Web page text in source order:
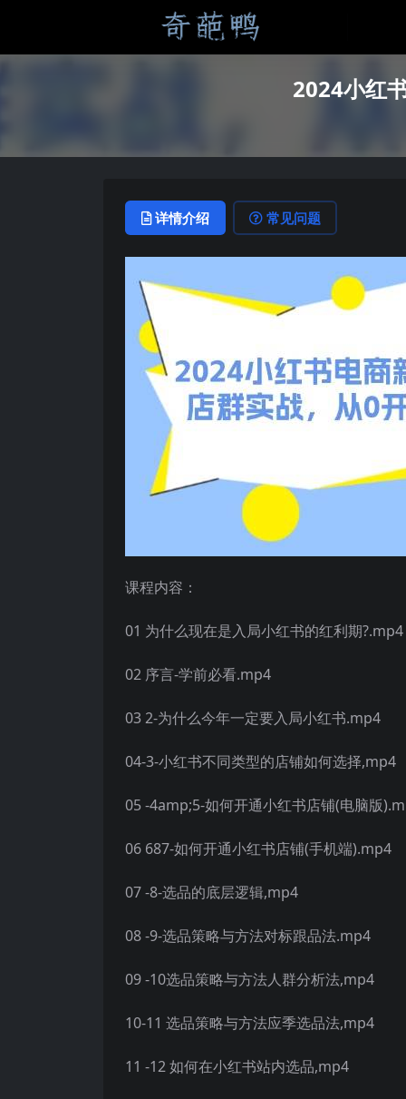
2024小红
详情介绍 常见问题
课程内容：
01 为什么现在是入局小红书的红利期?.mp4
02 序言-学前必看.mp4
03 2-为什么今年一定要入局小红书.mp4
04-3-小红书不同类型的店铺如何选择,mp4
05 -4amp;5-如何开通小红书店铺(电脑版
06 687-如何开通小红书店铺(手机端).mp4
07 -8-选品的底层逻辑,mp4
08 -9-选品策略与方法对标跟品法.mp4
09 -10选品策略与方法人群分析法,mp4
10-11 选品策略与方法应季选品法,mp4
11 -12 如何在小红书站内选品,mp4